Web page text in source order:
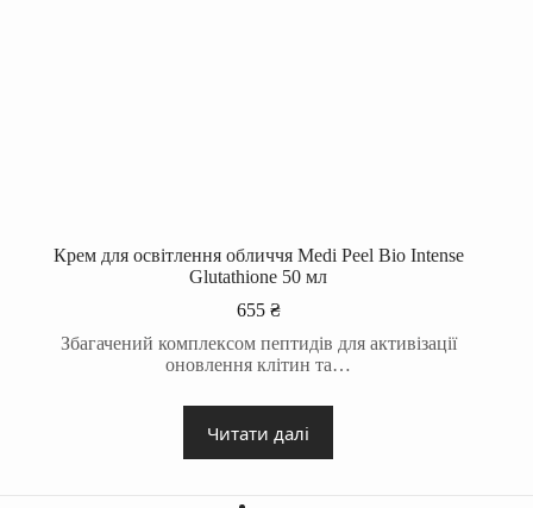
Крем для освітлення обличчя Medi Peel Bio Intense
Glutathione 50 мл
655 ₴
Збагачений комплексом пептидів для активізації
оновлення клітин та…
Читати далі